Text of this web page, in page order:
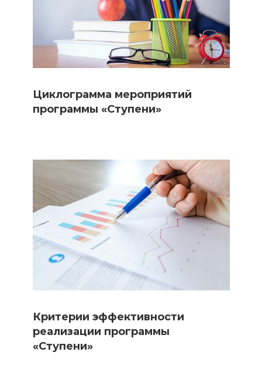
Циклограмма мероприятий
программы «Ступени»
Критерии эффективности
реализации программы
«Ступени»